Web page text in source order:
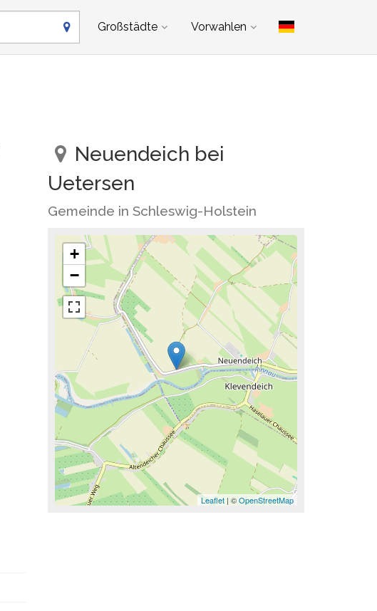
Großstädte Vorwahlen
Neuendeich bei
Uetersen
Gemeinde in Schleswig-Holstein
+
−
Leaflet | ©OpenStreetMap